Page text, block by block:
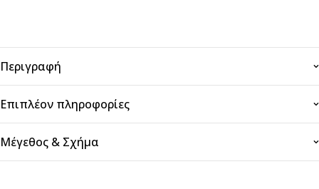
Περιγραφή
Επιπλέον πληροφορίες
Μέγεθος & Σχήμα